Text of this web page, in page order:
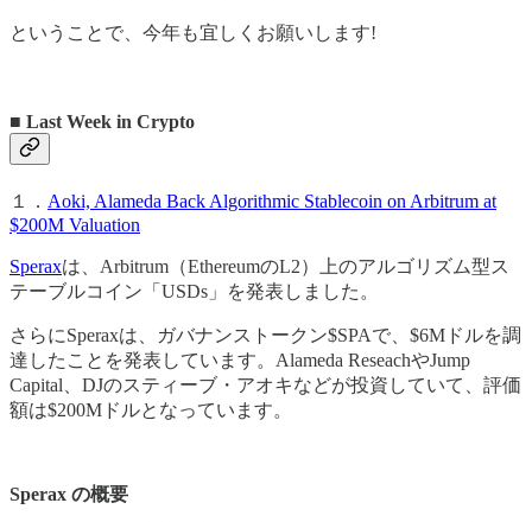
ということで、今年も宜しくお願いします!
■ Last Week in Crypto
１． Aoki, Alameda Back Algorithmic Stablecoin on Arbitrum at
$200M Valuation
Speraxは、Arbitrum（EthereumのL2）上のアルゴリズム型ス
テーブルコイン「USDs」を発表しました。
さらにSperaxは、ガバナンストークン$SPAで、$6Mドルを調
達したことを発表しています。Alameda ReseachやJump
Capital、DJのスティーブ・アオキなどが投資していて、評価
額は$200Mドルとなっています。
Sperax の概要